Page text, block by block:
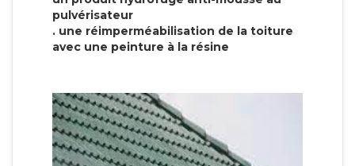
pulvérisateur
. une réimperméabilisation de la toiture
avec une peinture à la résine